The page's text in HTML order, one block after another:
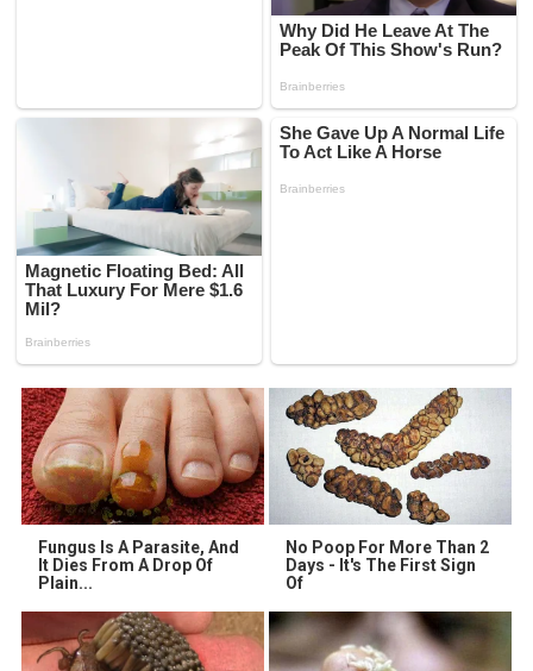
Fungus Is A Parasite, And
It Dies From A Drop Of
Plain...
No Poop For More Than 2
Days - It's The First Sign
Of